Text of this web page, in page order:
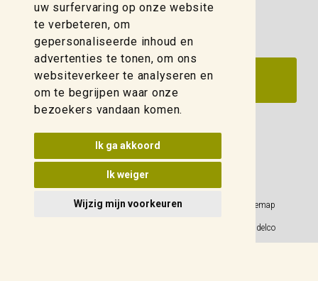
uw surfervaring op onze website
te verbeteren, om
gepersonaliseerde inhoud en
advertenties te tonen, om ons
websiteverkeer te analyseren en
om te begrijpen waar onze
bezoekers vandaan komen.
Ik ga akkoord
Ik weiger
Wijzig mijn voorkeuren
Update cookies voorkeuren
Privacy Policy Sitemap
© 2026 Weidelco